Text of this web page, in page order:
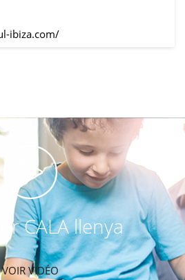
ibiza.com/
CALA llenya
VOIR VIDÉO